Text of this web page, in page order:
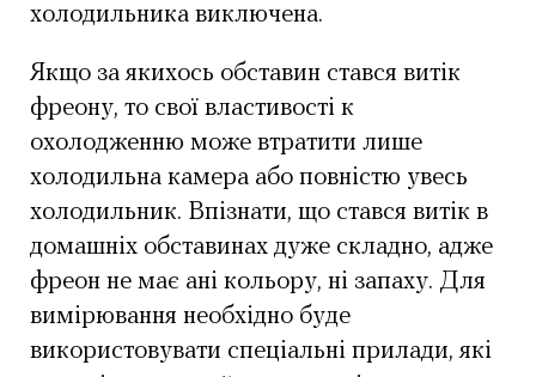
холодильника виключена.
Якщо за якихось обставин стався витік
фреону, то свої властивості к
охолодженню може втратити лише
холодильна камера або повністю увесь
холодильник. Впізнати, що стався витік в
домашніх обставинах дуже складно, адже
фреон не має ані кольору, ні запаху. Для
вимірювання необхідно буде
використовувати спеціальні прилади, які